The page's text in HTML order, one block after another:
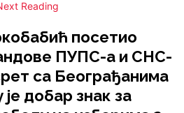
Reading
посетио
ПУПС-а и СНС-
са Београђанима
добар знак за